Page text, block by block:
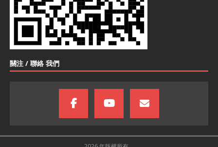
關注 / 聯絡 我們